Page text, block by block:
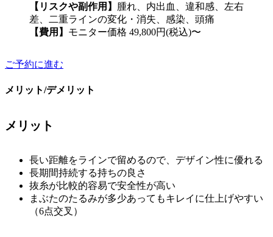
【リスクや副作用】 腫れ、内出血、違和感、左右
差、二重ラインの変化・消失、感染、頭痛
【費用】 モニター価格 49,800円(税込)〜
ご予約に進む
メリット/デメリット
メリット
長い距離をラインで留めるので、デザイン性に優れる
長期間持続する持ちの良さ
抜糸が比較的容易で安全性が高い
まぶたのたるみが多少あってもキレイに仕上げやすい
（6点交叉）